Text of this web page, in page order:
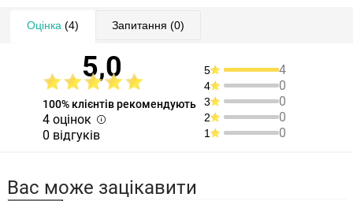
Оцінка (4) Запитання (0)
5,0
100% клієнтів рекомендують
4 оцінок
0 відгуків
5 4
4 0
3 0
2 0
1 0
Вас може зацікавити